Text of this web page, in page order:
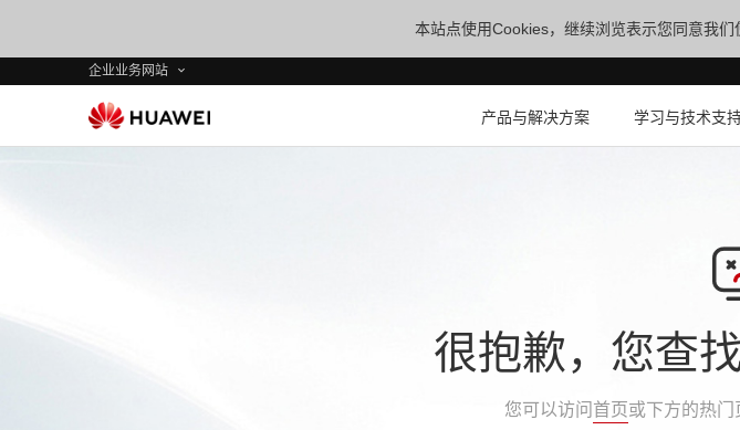
本站点使用Cookies，继续浏览表示您同意我们
企业业务网站
产品与解决方案 学习与技术支
很抱歉，您查
您可以访问 首页或下方的热